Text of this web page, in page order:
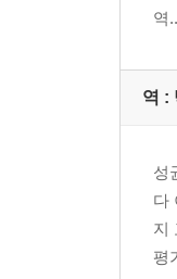
역
역 :
성
다
지
평